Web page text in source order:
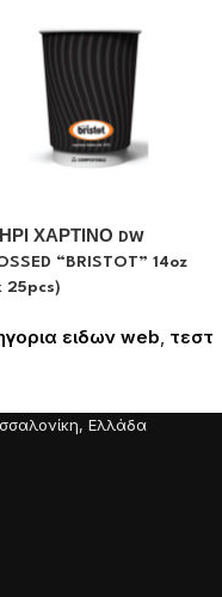
ΧΑΡΤΙΝΟ DW
“BRISTOT” 14oz
25pcs)
ειδων web τεστ
Ελλάδα